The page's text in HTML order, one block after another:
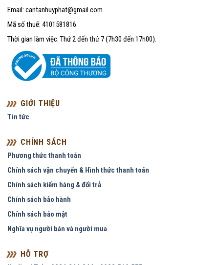
Email: cantanhuyphat@gmail.com
Mã số thuế: 4101581816.
Thời gian làm việc: Thứ 2 đến thứ 7 (7h30 đến 17h00).
GIỚI THIỆU
Tin tức
CHÍNH SÁCH
Phương thức thanh toán
Chính sách vận chuyển & Hình thức thanh toán
Chính sách kiểm hàng & đổi trả
Chính sách bảo hành
Chính sách bảo mật
Nghĩa vụ người bán và người mua
HỖ TRỢ